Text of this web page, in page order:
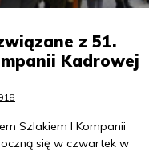
z 51.
Kadrowej
Szlakiem I Kompanii
się w czwartek w